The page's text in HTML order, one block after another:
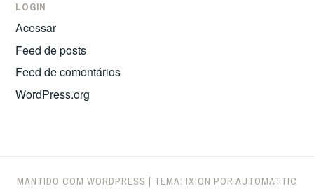
LOGIN
Acessar
Feed de posts
Feed de comentários
WordPress.org
MANTIDO COM WORDPRESS | TEMA: IXION POR AUTOMATTIC